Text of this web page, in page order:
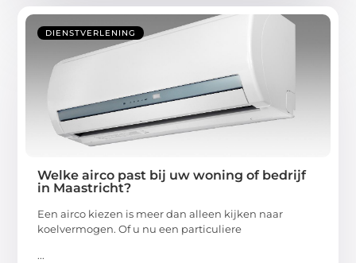
DIENSTVERLENING
Welke airco past bij uw woning of bedrijf
in Maastricht?
Een airco kiezen is meer dan alleen kijken naar
koelvermogen. Of u nu een particuliere
...